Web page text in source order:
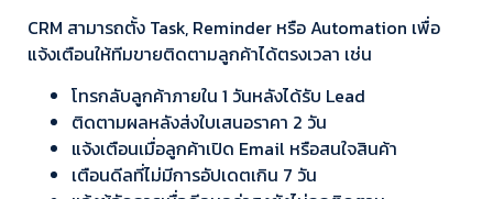
CRM สามารถตั้ง Task, Reminder หรือ Automation เพื่อ
แจ้งเตือนให้ทีมขายติดตามลูกค้าได้ตรงเวลา เช่น
โทรกลับลูกค้าภายใน 1 วันหลังได้รับ Lead
ติดตามผลหลังส่งใบเสนอราคา 2 วัน
แจ้งเตือนเมื่อลูกค้าเปิด Email หรือสนใจสินค้า
เตือนดีลที่ไม่มีการอัปเดตเกิน 7 วัน